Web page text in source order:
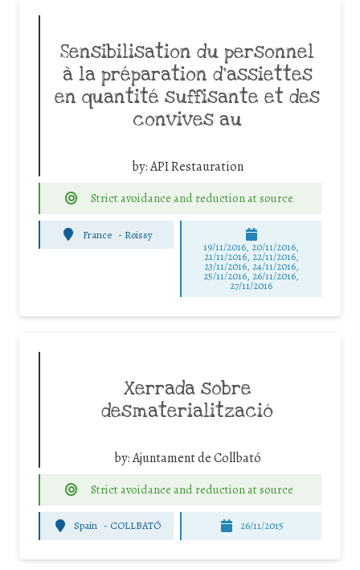
Sensibilisation du personnel
à la préparation d’assiettes
en quantité suffisante et des
convives au
by:API Restauration
Strict avoidance and reduction at source
France - Roissy
19/11/2016, 20/11/2016,
21/11/2016, 22/11/2016,
23/11/2016, 24/11/2016,
25/11/2016, 26/11/2016,
27/11/2016
Xerrada sobre
desmaterialització
by:Ajuntament de Collbató
Strict avoidance and reduction at source
Spain - COLLBATÓ 26/11/2015